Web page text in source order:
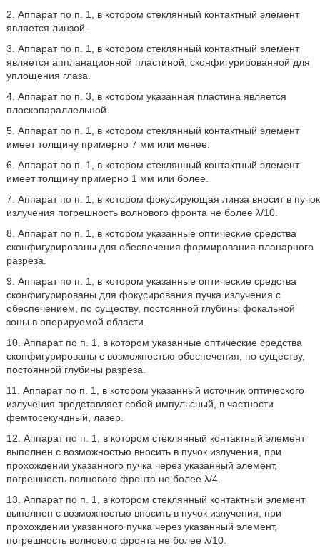
2. Аппарат по п. 1, в котором стеклянный контактный элемент
является линзой.
3. Аппарат по п. 1, в котором стеклянный контактный элемент
является аппланационной пластиной, сконфигурированной для
уплощения глаза.
4. Аппарат по п. 3, в котором указанная пластина является
плоскопараллельной.
5. Аппарат по п. 1, в котором стеклянный контактный элемент
имеет толщину примерно 7 мм или менее.
6. Аппарат по п. 1, в котором стеклянный контактный элемент
имеет толщину примерно 1 мм или более.
7. Аппарат по п. 1, в котором фокусирующая линза вносит в пучок
излучения погрешность волнового фронта не более λ/10.
8. Аппарат по п. 1, в котором указанные оптические средства
сконфигурированы для обеспечения формирования планарного
разреза.
9. Аппарат по п. 1, в котором указанные оптические средства
сконфигурированы для фокусирования пучка излучения с
обеспечением, по существу, постоянной глубины фокальной
зоны в оперируемой области.
10. Аппарат по п. 1, в котором указанные оптические средства
сконфигурированы с возможностью обеспечения, по существу,
постоянной глубины разреза.
11. Аппарат по п. 1, в котором указанный источник оптического
излучения представляет собой импульсный, в частности
фемтосекундный, лазер.
12. Аппарат по п. 1, в котором стеклянный контактный элемент
выполнен с возможностью вносить в пучок излучения, при
прохождении указанного пучка через указанный элемент,
погрешность волнового фронта не более λ/4.
13. Аппарат по п. 1, в котором стеклянный контактный элемент
выполнен с возможностью вносить в пучок излучения, при
прохождении указанного пучка через указанный элемент,
погрешность волнового фронта не более λ/10.